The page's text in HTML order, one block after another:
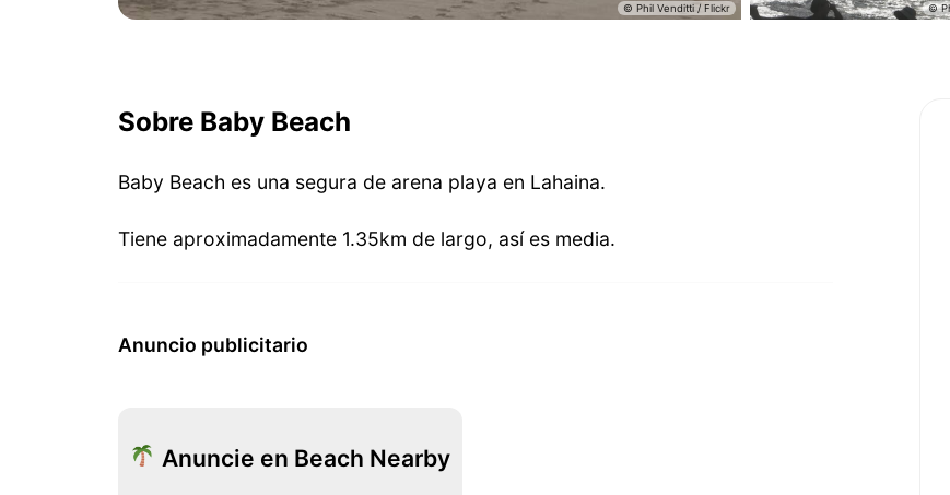
Sobre Baby Beach
Baby Beach es una segura de arena playa en Lahaina.
Tiene aproximadamente 1.35km de largo, así es media.
Anuncio publicitario
Anuncie en Beach Nearby